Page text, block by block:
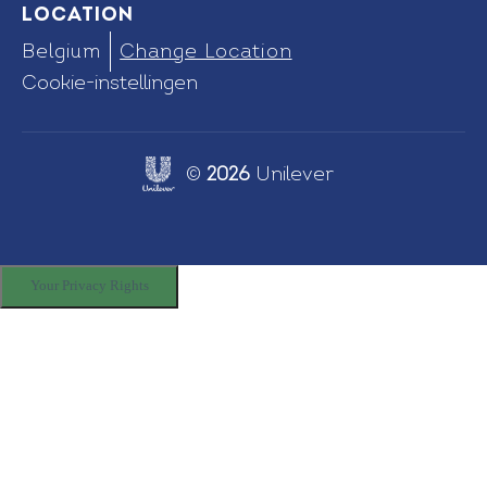
Location
Belgium
Change Location
Cookie-instellingen
© 2026 Unilever
Your Privacy Rights